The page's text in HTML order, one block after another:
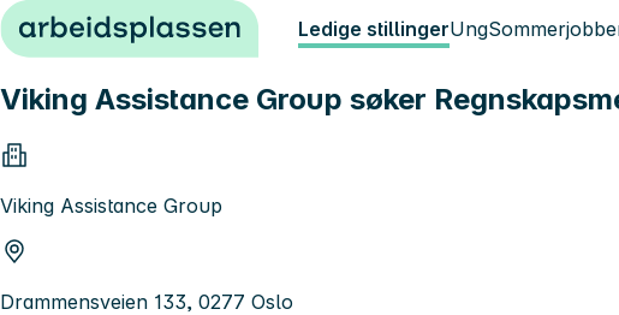
Hopp til innhold Ledige stillingerUng
Viking Assistance Group søker
Viking Assistance Group
Drammensveien 133, 0277 Oslo